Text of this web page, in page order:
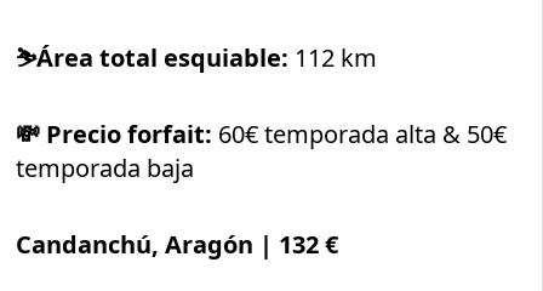
⛷️Área total esquiable: 112 km
💸 Precio forfait: 60€ temporada alta & 50€
temporada baja
Candanchú, Aragón | 132 €